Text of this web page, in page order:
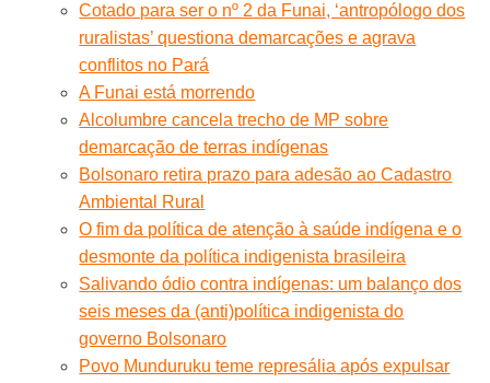
Cotado para ser o nº 2 da Funai, ‘antropólogo dos
ruralistas’ questiona demarcações e agrava
conflitos no Pará
A Funai está morrendo
Alcolumbre cancela trecho de MP sobre
demarcação de terras indígenas
Bolsonaro retira prazo para adesão ao Cadastro
Ambiental Rural
O fim da política de atenção à saúde indígena e o
desmonte da política indigenista brasileira
Salivando ódio contra indígenas: um balanço dos
seis meses da (anti)política indigenista do
governo Bolsonaro
Povo Munduruku teme represália após expulsar